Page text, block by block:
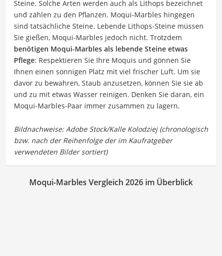
Steine. Solche Arten werden auch als Lithops bezeichnet
und zählen zu den Pflanzen. Moqui-Marbles hingegen
sind tatsächliche Steine. Lebende Lithops-Steine müssen
Sie gießen, Moqui-Marbles jedoch nicht. Trotzdem
benötigen Moqui-Marbles als lebende Steine etwas
Pflege: Respektieren Sie Ihre Moquis und gönnen Sie
Ihnen einen sonnigen Platz mit viel frischer Luft. Um sie
davor zu bewahren, Staub anzusetzen, können Sie sie ab
und zu mit etwas Wasser reinigen. Denken Sie daran, ein
Moqui-Marbles-Paar immer zusammen zu lagern.
Moqui-Marbles Vergleich 2026 im Überblick